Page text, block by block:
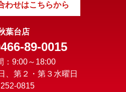
わせはこちらから
葉台店
89-0015
：9:00～18:00
、第２・第３水曜日
0815